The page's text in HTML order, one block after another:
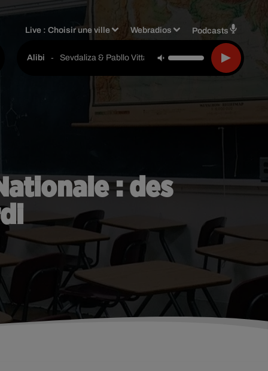
Live :Choisir une ville Webradios Podcasts
Alibi - Sevdaliza & Pabllo Vittar & Yseult
: des